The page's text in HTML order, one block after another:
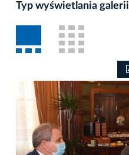
Typ wyświetlania galerii